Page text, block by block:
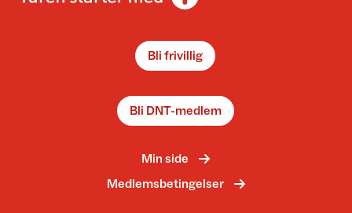
Bli frivillig
Bli DNT-medlem
Min side
Medlemsbetingelser